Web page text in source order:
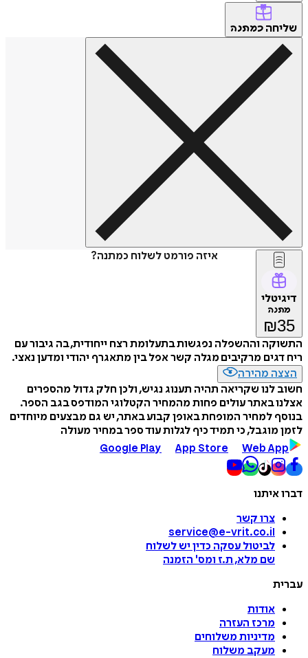
שליחה כמתנה
איזה פורמט לשלוח כמתנה?
דיגיטלי
מתנה
₪35
התשוקה וההשפלה נפגשות בתעלומת רצח ייחודית, בה גיבור עם
ריח דגים מרקיבים מגלה קשר אפל בין מתאגרף יהודי ומדען נאצי.
הצצה מהירה
חשוב לנו שקריאה תהיה תענוג נגיש, ולכן חלק גדול מהספרים
אצלנו באתר עולים פחות מהמחיר הקטלוגי המודפס בגב הספר.
בנוסף למחיר המופחת באופן קבוע באתר, יש גם מבצעים מיוחדים
לזמן מוגבל, כי תמיד כיף לגלות עוד ספר במחיר מעולה
Google Play
App Store Web App
דברו איתנו
צרו קשר
service@e-vrit.co.il
לביטול עסקה כדין יש לשלוח
שם מלא, ת.ז ומס' הזמנה
עברית
אודות
מרכז העזרה
מדיניות משלוחים
מעקב משלוח